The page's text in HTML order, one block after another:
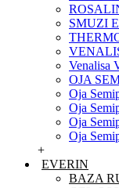
SMUZI
Venalisa
OJA
Oja
Oja
Oja
Oja
+
EVERIN
BAZA